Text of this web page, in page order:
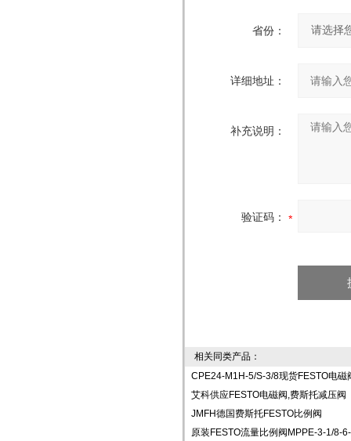
省份：
详细地址：
补充说明：
验证码：
相关同类产品：
CPE24-M1H-5/S-3/8现货FESTO电磁
艾科供应FESTO电磁阀,费斯托减压阀
JMFH德国费斯托FESTO比例阀
原装FESTO流量比例阀MPPE-3-1/8-